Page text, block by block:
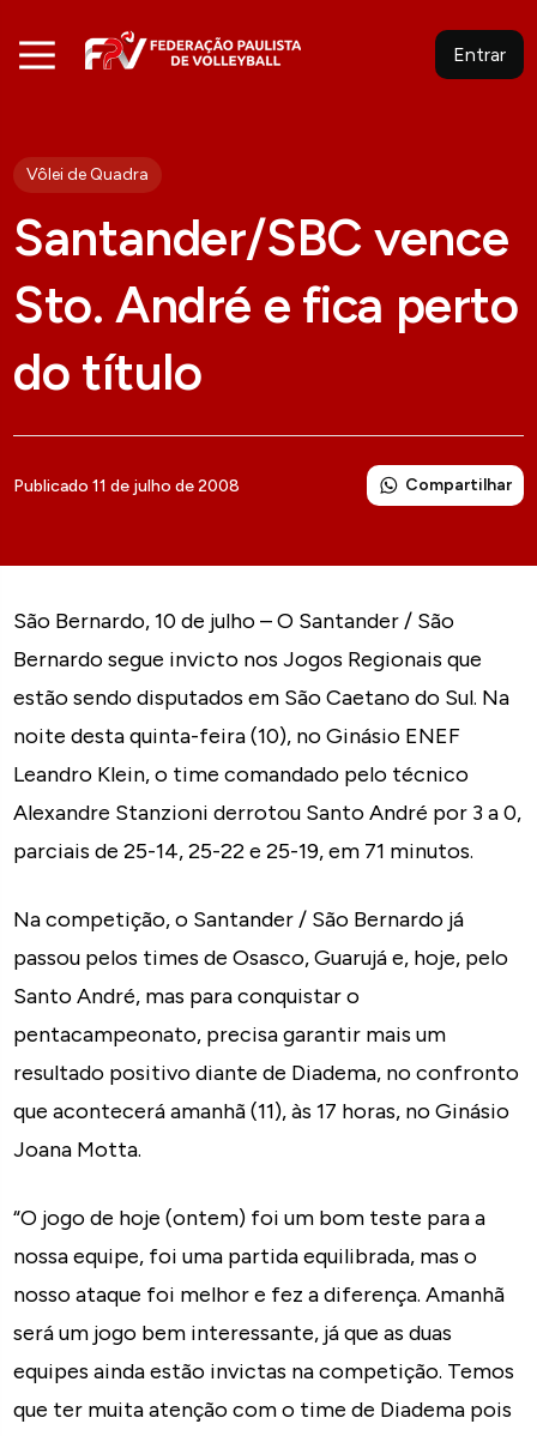
Entrar
Vôlei de Quadra
Santander/SBC vence
Sto. André e fica perto
do título
Publicado 11 de julho de 2008 Compartilhar
São Bernardo, 10 de julho – O Santander / São
Bernardo segue invicto nos Jogos Regionais que
estão sendo disputados em São Caetano do Sul. Na
noite desta quinta-feira (10), no Ginásio ENEF
Leandro Klein, o time comandado pelo técnico
Alexandre Stanzioni derrotou Santo André por 3 a 0,
parciais de 25-14, 25-22 e 25-19, em 71 minutos.
Na competição, o Santander / São Bernardo já
passou pelos times de Osasco, Guarujá e, hoje, pelo
Santo André, mas para conquistar o
pentacampeonato, precisa garantir mais um
resultado positivo diante de Diadema, no confronto
que acontecerá amanhã (11), às 17 horas, no Ginásio
Joana Motta.
“O jogo de hoje (ontem) foi um bom teste para a
nossa equipe, foi uma partida equilibrada, mas o
nosso ataque foi melhor e fez a diferença. Amanhã
será um jogo bem interessante, já que as duas
equipes ainda estão invictas na competição. Temos
que ter muita atenção com o time de Diadema pois